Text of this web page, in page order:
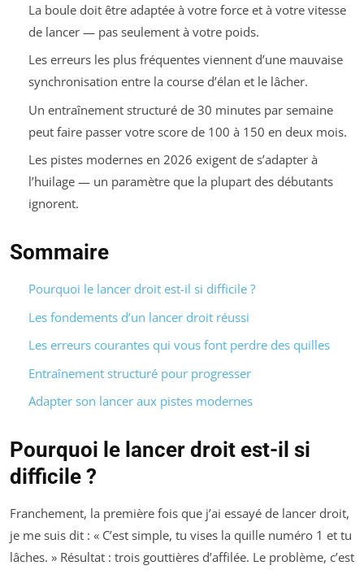
La boule doit être adaptée à votre force et à votre vitesse
de lancer — pas seulement à votre poids.
Les erreurs les plus fréquentes viennent d’une mauvaise
synchronisation entre la course d’élan et le lâcher.
Un entraînement structuré de 30 minutes par semaine
peut faire passer votre score de 100 à 150 en deux mois.
Les pistes modernes en 2026 exigent de s’adapter à
l’huilage — un paramètre que la plupart des débutants
ignorent.
Sommaire
Pourquoi le lancer droit est-il si difficile ?
Les fondements d’un lancer droit réussi
Les erreurs courantes qui vous font perdre des quilles
Entraînement structuré pour progresser
Adapter son lancer aux pistes modernes
Pourquoi le lancer droit est-il si
difficile ?
Franchement, la première fois que j’ai essayé de lancer droit,
je me suis dit : « C’est simple, tu vises la quille numéro 1 et tu
lâches. » Résultat : trois gouttières d’affilée. Le problème, c’est